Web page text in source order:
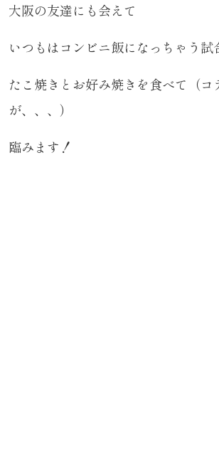
大阪の友達にも会えて
いつもはコンビニ飯になっちゃう試
たこ焼きとお好み焼きを食べて（コ
が、、、）
臨みます！